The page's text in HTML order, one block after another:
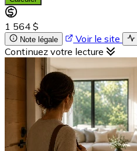
1 564 $
Note légale Voir le site
Continuez votre lecture